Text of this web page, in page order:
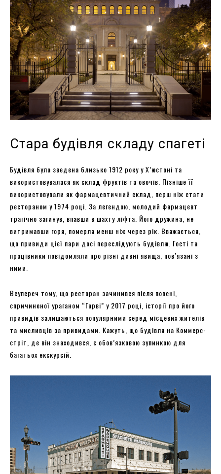
Стара будівля складу спагеті
Будівля була зведена близько 1912 року у Х’юстоні та
використовувалася як склад фруктів та овочів. Пізніше її
використовували як фармацевтичний склад, перш ніж стати
рестораном у 1974 році. За легендою, молодий фармацевт
трагічно загинув, впавши в шахту ліфта. Його дружина, не
витримавши горя, померла менш ніж через рік. Вважається,
що привиди цієї пари досі переслідують будівлю. Гості та
працівники повідомляли про різні дивні явища, пов’язані з
ними.
Всупереч тому, що ресторан зачинився після повені,
спричиненої ураганом “Гарві” у 2017 році, історії про його
привидів залишаються популярними серед місцевих жителів
та мисливців за привидами. Кажуть, що будівля на Коммерс-
стріт, де він знаходився, є обов’язковою зупинкою для
багатьох екскурсій.